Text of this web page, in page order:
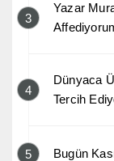
3
Yazar
4
Dünyaca
Tercih
5 Bugün